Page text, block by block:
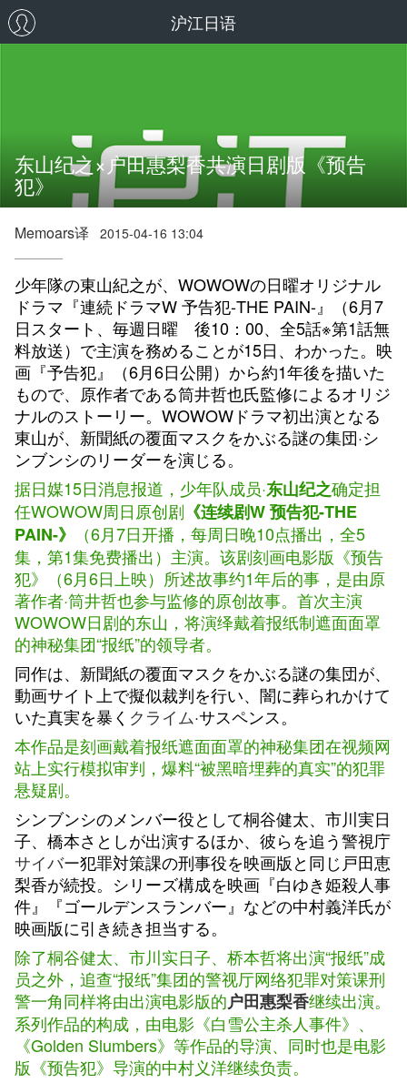
沪江日语
东山纪之×户田惠梨香共演日剧版《预告
犯》
Memoars译 2015-04-16 13:04
少年隊の東山紀之が、WOWOWの日曜オリジナル
ドラマ『連続ドラマW 予告犯-THE PAIN-』（6月7
日スタート、毎週日曜 後10：00、全5話※第1話無
料放送）で主演を務めることが15日、わかった。映
画『予告犯』（6月6日公開）から約1年後を描いた
もので、原作者である筒井哲也氏監修によるオリジ
ナルのストーリー。WOWOWドラマ初出演となる
東山が、新聞紙の覆面マスクをかぶる謎の集団·シ
ンブンシのリーダーを演じる。
据日媒15日消息报道，少年队成员·东山纪之确定担
任WOWOW周日原创剧 《连续剧W 预告犯-THE
PAIN-》
（6月7日开播，每周日晚10点播出，全5
集，第1集免费播出）主演。该剧刻画电影版《预告
犯》（6月6日上映）所述故事约1年后的事，是由原
著作者·筒井哲也参与监修的原创故事。首次主演
WOWOW日剧的东山，将演绎戴着报纸制遮面面罩
的神秘集团“报纸”的领导者。
同作は、新聞紙の覆面マスクをかぶる謎の集団が、
動画サイト上で擬似裁判を行い、闇に葬られかけて
いた真実を暴く クライム·サスペンス。
本作品是刻画戴着报纸遮面面罩的神秘集团在视频网
站上实行模拟审判，爆料“被黑暗埋葬的真实”的犯罪
悬疑剧。
シンブンシのメンバー役として桐谷健太、市川実日
子、橋本さとしが出演するほか、彼らを追う警視庁
サイバー犯罪対策課の刑事役を映画版と同じ戸田恵
梨香が続投。シリーズ構成を映画『白ゆき姫殺人事
件』『ゴールデンスランバー』などの中村義洋氏が
映画版に引き続き担当する。
除了桐谷健太、市川实日子、桥本哲将出演“报纸”成
员之外，追查“报纸”集团的警视厅网络犯罪对策课刑
警一角同样将由出演电影版的户田惠梨香继续出演。
系列作品的构成，由电影《白雪公主杀人事件》、
《Golden Slumbers》等作品的导演、同时也是电影
版《预告犯》导演的中村义洋继续负责。